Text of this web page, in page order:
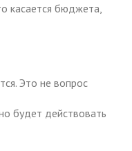
касается бюджета,
Это не вопрос
будет действовать